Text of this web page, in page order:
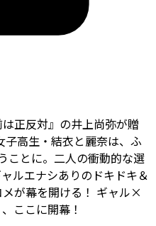
正反対』の井上尚弥が贈
子高生・結衣と麗奈は、ふ
ことに。二人の衝動的な選
ルエナシありのドキドキ＆
が幕を開ける！ ギャル×
ここに開幕！